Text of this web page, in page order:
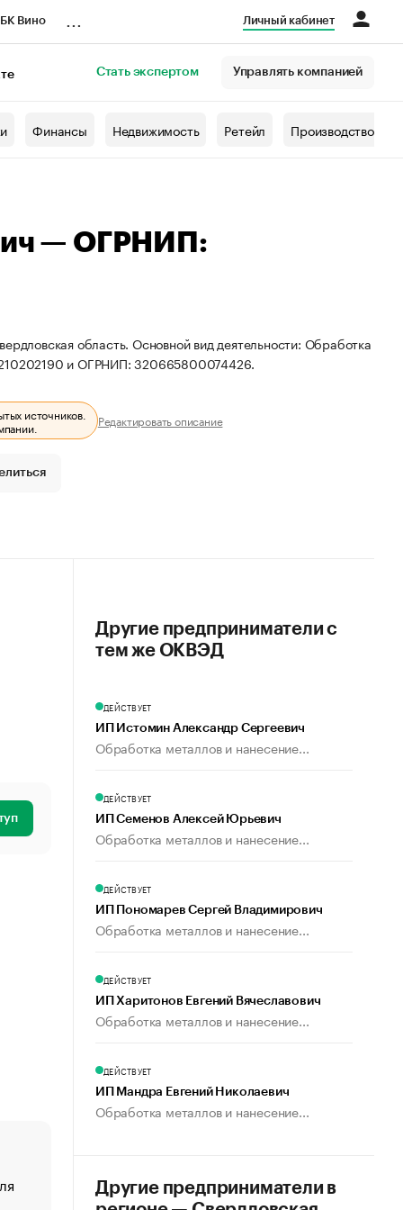
Вино Личный кабинет
Стать экспертом Управлять компанией
Финансы Недвижимость Ретейл Производство
— ОГРНИП:
область. Основной вид деятельности: Обработка
и ОГРНИП: 320665800074426.
источников.
Редактировать описание
«От спорта тело стареет иначе». Как живет глава
создавшей GTA
Другие предприниматели с
тем же ОКВЭД
ДЕЙСТВУЕТ
ИП Истомин Александр Сергеевич
Обработка металлов и нанесение...
ДЕЙСТВУЕТ
ИП Семенов Алексей Юрьевич
Обработка металлов и нанесение...
ДЕЙСТВУЕТ
ИП Пономарев Сергей Владимирович
Обработка металлов и нанесение...
ДЕЙСТВУЕТ
ИП Харитонов Евгений Вячеславович
Обработка металлов и нанесение...
ДЕЙСТВУЕТ
ИП Мандра Евгений Николаевич
Обработка металлов и нанесение...
Другие предприниматели в